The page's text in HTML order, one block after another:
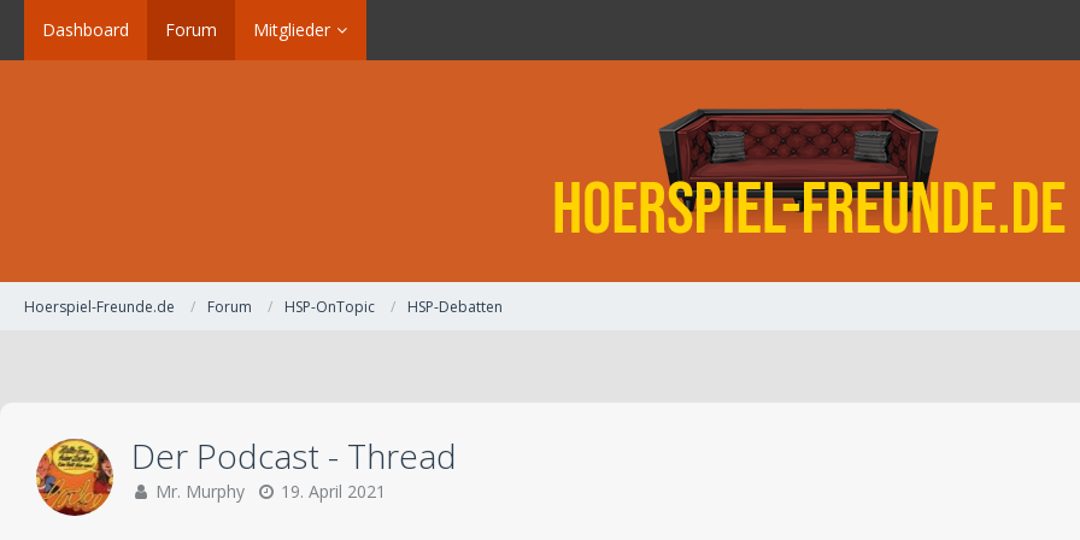
Dashboard Forum Mitglieder
Hoerspiel-Freunde.de Forum HSP-OnTopic HSP-Debatten
Der Podcast - Thread
Mr. Murphy 19. April 2021